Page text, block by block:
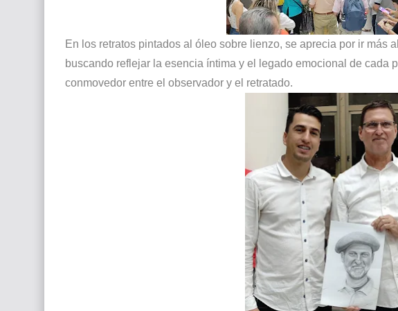
En los retratos pintados al óleo sobre lienzo, se aprecia por ir más
buscando reflejar la esencia íntima y el legado emocional de cada
conmovedor entre el observador y el retratado.